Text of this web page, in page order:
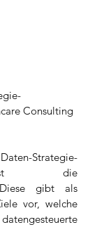
Consulting
Strategie-
vor, welche